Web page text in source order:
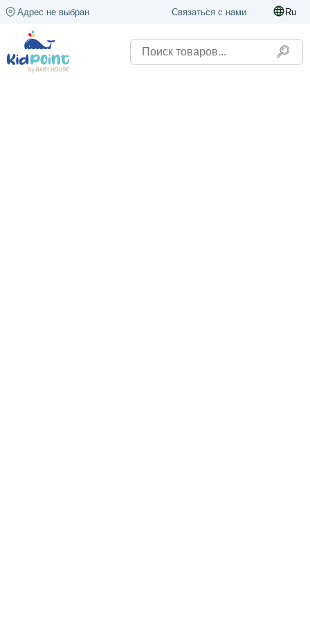
Адрес не выбран Связаться с нами Ru